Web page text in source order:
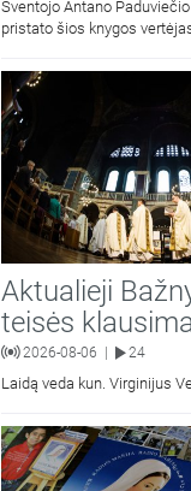
Šventojo Antano
pristato šios knygos
moralinės teologijos dr.
Aktualieji
teisės
2026-08-06 24
Laidą veda kun. Virginijus